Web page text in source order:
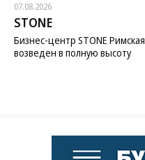
07.08.2026
STONE
Бизнес-центр STONE Римская
возведен в полную высоту